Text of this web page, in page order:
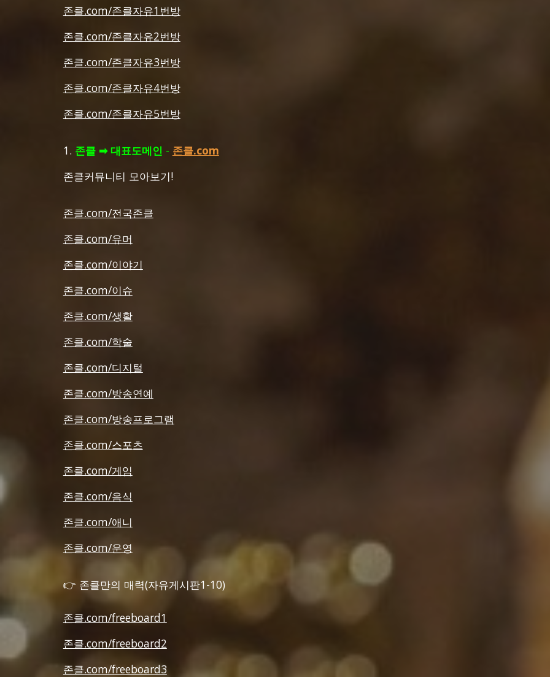
존클.com/존클자유1번방
존클.com/존클자유2번방
존클.com/존클자유3번방
존클.com/존클자유4번방
존클.com/존클자유5번방
1. 존클 ➡ 대표도메인 - 존클.com
존클커뮤니티 모아보기!
존클.com/전국존클
존클.com/유머
존클.com/이야기
존클.com/이슈
존클.com/생활
존클.com/학술
존클.com/디지털
존클.com/방송연예
존클.com/방송프로그램
존클.com/스포츠
존클.com/게임
존클.com/음식
존클.com/애니
존클.com/운영
👉 존클만의 매력(자유게시판1-10)
존클.com/freeboard1
존클.com/freeboard2
존클.com/freeboard3